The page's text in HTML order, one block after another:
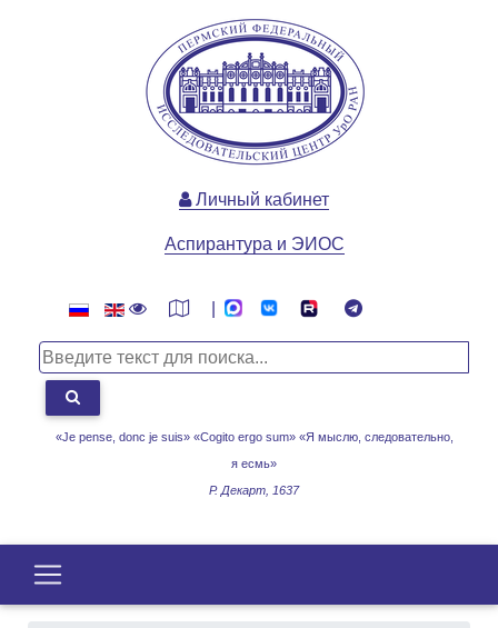
«Je pense, donc je suis» «Cogito ergo sum» «Я мыслю, следовательно,
я есмь»
Р. Декарт, 1637
Личный кабинет
Аспирантура и ЭИОС